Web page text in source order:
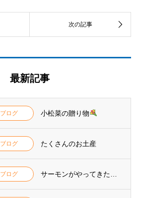
最新記事
ブログ 小松菜の贈り物
ブログ たくさんのお土産
ブログ